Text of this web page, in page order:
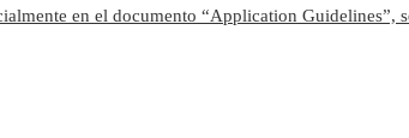
en el documento “Application Guidelines”,